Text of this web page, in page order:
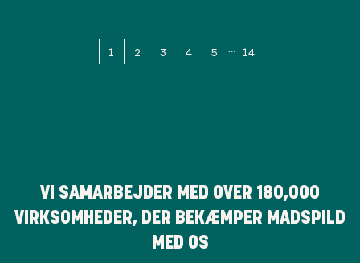
1 2 3 4 5 14
VI SAMARBEJDER MED OVER 180,000
VIRKSOMHEDER, DER BEKÆMPER MADSPILD
MED OS